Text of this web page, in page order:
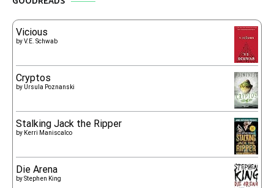
Vicious
byV.E. Schwab
Cryptos
by Ursula Poznanski
Stalking Jack the Ripper
by Kerri Maniscalco
Die Arena
byStephen King